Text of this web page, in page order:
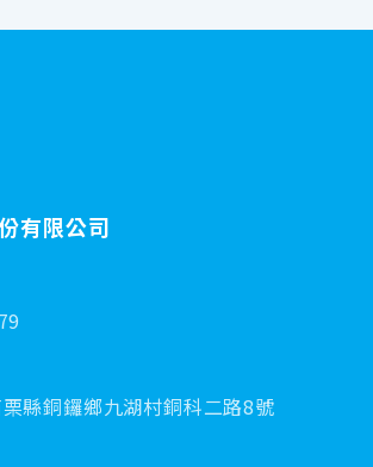
有限公司
縣銅鑼鄉九湖村銅科二路8號